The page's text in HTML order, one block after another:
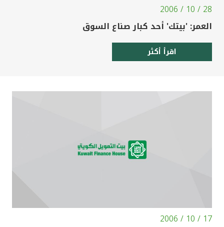
28 / 10 / 2006
العمر: 'بيتك' أحد كبار صناع السوق
اقرأ أكثر
17 / 10 / 2006